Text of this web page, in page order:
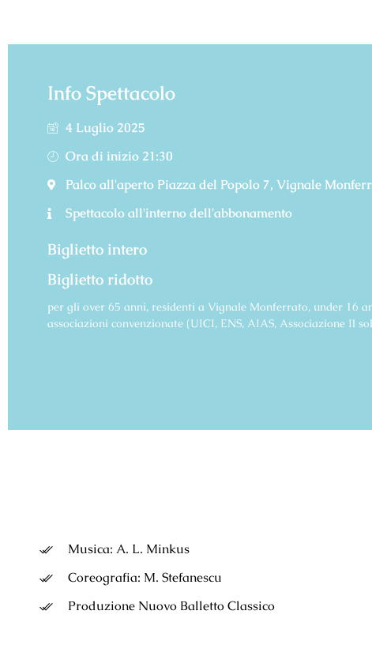
Info Spettacolo
4 Luglio 2025
Ora di inizio 21:30
Palco all'aperto Piazza del Popolo 7, Vignale
Spettacolo all'interno dell'abbonamento
Biglietto intero
Biglietto ridotto
per gli over 65 anni, residenti a Vignale Monferrato, under 16
associazioni convenzionate (UICI, ENS, AIAS, Associazione Il
Musica: A. L. Minkus
Coreografia: M. Stefanescu
Produzione Nuovo Balletto Classico